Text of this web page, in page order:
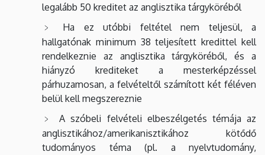
legalább 50 kreditet az anglisztika tárgyköréből
Ha ez utóbbi feltétel nem teljesül, a
hallgatónak minimum 38 teljesített kredittel kell
rendelkeznie az anglisztika tárgyköréből, és a
hiányzó krediteket a mesterképzéssel
párhuzamosan, a felvételtől számított két féléven
belül kell megszereznie
A szóbeli felvételi elbeszélgetés témája az
anglisztikához/amerikanisztikához kötődő
tudományos téma (pl. a nyelvtudomány,